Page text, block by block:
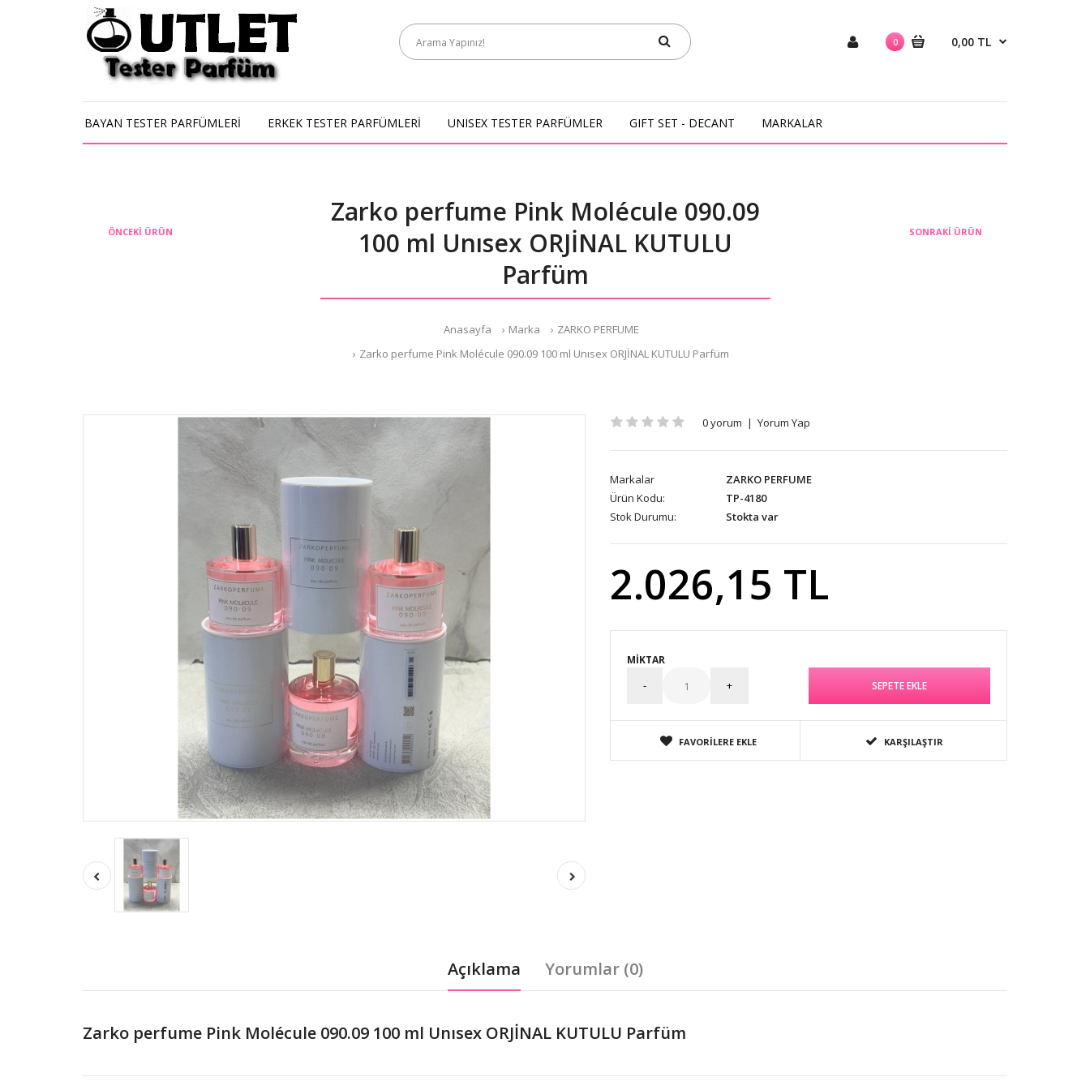
0 0,00 TL
BAYAN TESTER PARFÜMLERİ ERKEK TESTER PARFÜMLERİ UNISEX TESTER PARFÜMLER GIFT SET - DECANT MARKALAR
ÖNCEKI ÜRÜN
Zarko perfume Pink Molécule 090.09
100 ml Unısex ORJİNAL KUTULU
Parfüm
Anasayfa Marka
ZARKO PERFUME
Zarko perfume Pink Molécule 090.09 100 ml Unısex ORJİNAL KUTULU Parfüm
SONRAKI ÜRÜN
0 yorum | Yorum Yap
Markalar
ZARKO PERFUME
Ürün Kodu:
TP-4180
Stok Durumu:
Stokta var
2.026,15 TL
MIKTAR
FAVORILERE EKLE KARŞILAŞTIR
Açıklama Yorumlar (0)
Zarko perfume Pink Molécule 090.09 100 ml Unısex ORJİNAL KUTULU Parfüm